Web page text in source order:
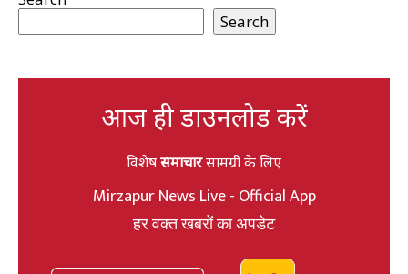
Search
आज ही डाउनलोड करें
विशेषसमाचारसामग्री के लिए
Mirzapur News Live - Official App
हर वक्त खबरों का अपडेट